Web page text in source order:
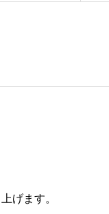
げます。